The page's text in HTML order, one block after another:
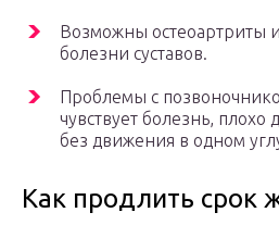
Возможны остеоартриты
болезни суставов.
Проблемы с
чувствует болезнь, плохо
без движения в одном
Как продлить срок